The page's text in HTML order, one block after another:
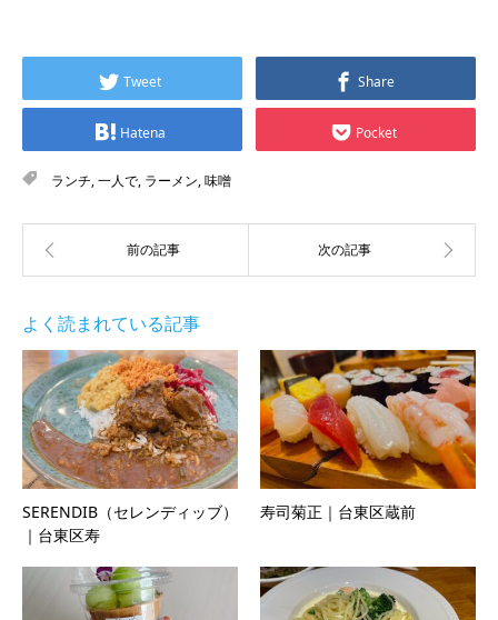
Tweet Share
Hatena Pocket
ランチ,一人で, ラーメン,味噌
よく読まれている記事
SERENDIB（セレンディッブ）
｜台東区寿
寿司菊正｜台東区蔵前